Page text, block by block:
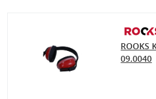
ROOKS
09.0040